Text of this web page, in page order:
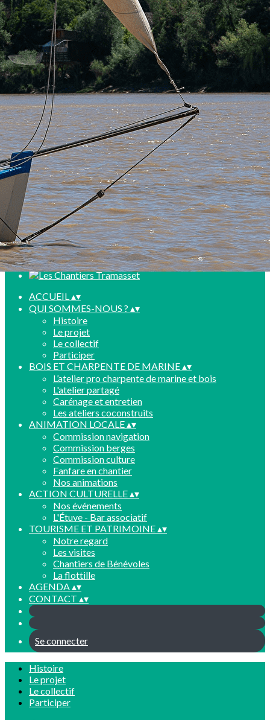
Exporter les lignes sélectionnées
Exporter toutes les colonnes
Exporter uniquement les colonnes affichées
Menu
?>
Images de la page d'accueil
Cliquez pour éditer
Ajoutez un logo, un bouton, des réseaux sociaux
Cliquez pour éditer
ACCUEIL▴▾
QUI SOMMES-NOUS ? ▴▾
Histoire
Le projet
Le collectif
Participer
BOIS ET CHARPENTE DE MARINE▴▾
L’atelier pro charpente de marine et bois
L'atelier partagé
Carénage et entretien
Les ateliers coconstruits
ANIMATION LOCALE▴▾
Commission navigation
Commission berges
Commission culture
Fanfare en chantier
Nos animations
ACTION CULTURELLE▴▾
Nos événements
L'Étuve - Bar associatif
TOURISME ET PATRIMOINE▴▾
Notre regard
Les visites
Chantiers de Bénévoles
La flottille
AGENDA▴▾
CONTACT ▴▾
Se connecter
Histoire
Le projet
Le collectif
Participer